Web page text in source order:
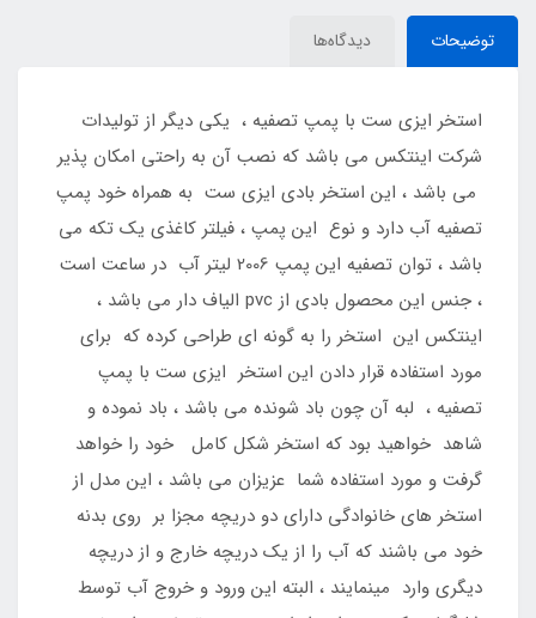
توضیحات دیدگاه‌ها
استخر ایزی ست با پمپ تصفیه ، یکی دیگر از تولیدات
شرکت اینتکس می باشد که نصب آن به راحتی امکان پذیر
می باشد ، این استخر بادی ایزی ست به همراه خود پمپ
تصفیه آب دارد و نوع این پمپ ، فیلتر کاغذی یک تکه می
باشد ، توان تصفیه این پمپ 2006 لیتر آب در ساعت است
، جنس این محصول بادی از pvc الیاف دار می باشد ،
اینتکس این استخر را به گونه ای طراحی کرده که برای
مورد استفاده قرار دادن این استخر ایزی ست با پمپ
تصفیه ، لبه آن چون باد شونده می باشد ، باد نموده و
شاهد خواهید بود که استخر شکل کامل خود را خواهد
گرفت و مورد استفاده شما عزیزان می باشد ، این مدل از
استخر های خانوادگی دارای دو دریچه مجزا بر روی بدنه
خود می باشند که آب را از یک دریچه خارج و از دریچه
دیگری وارد مینمایند ، البته این ورود و خروج آب توسط